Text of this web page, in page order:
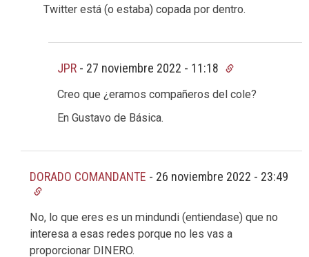
Twitter está (o estaba) copada por dentro.
JPR - 27 noviembre 2022 - 11:18
Creo que ¿eramos compañeros del cole?
En Gustavo de Básica.
DORADO COMANDANTE - 26 noviembre 2022 - 23:49
No, lo que eres es un mindundi (entiendase) que no
interesa a esas redes porque no les vas a
proporcionar DINERO.